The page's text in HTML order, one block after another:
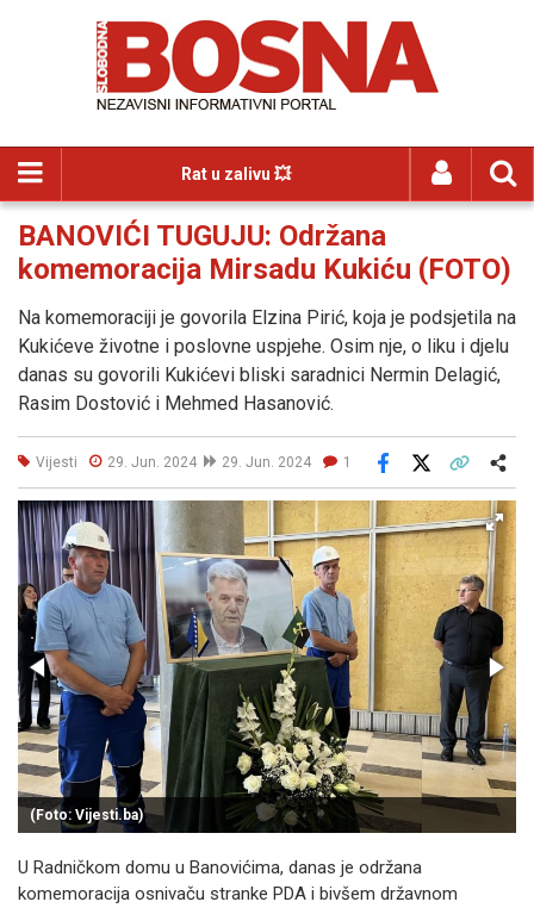
Rat u zalivu 💥
BANOVIĆI TUGUJU: Održana
komemoracija Mirsadu Kukiću (FOTO)
Na komemoraciji je govorila Elzina Pirić, koja je podsjetila na
Kukićeve životne i poslovne uspjehe. Osim nje, o liku i djelu
danas su govorili Kukićevi bliski saradnici Nermin Delagić,
Rasim Dostović i Mehmed Hasanović.
Vijesti 29. Jun. 2024 29. Jun. 2024 1
Facebook
(Foto: Vijesti.ba)
U Radničkom domu u Banovićima, danas je održana
komemoracija osnivaču stranke PDA i bivšem državnom